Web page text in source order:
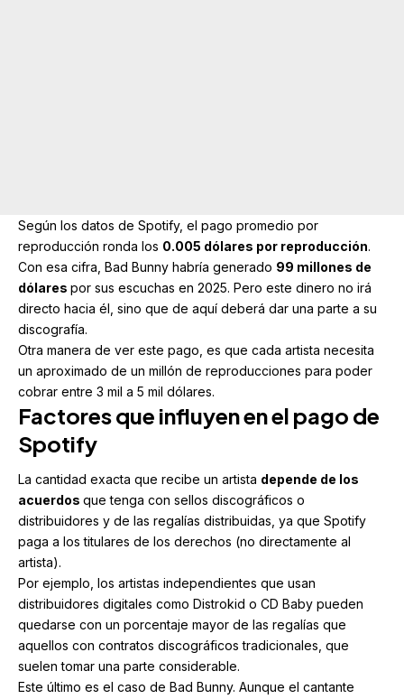
Según los datos de Spotify, el pago promedio por
reproducción ronda los 0.005 dólares por reproducción.
Con esa cifra, Bad Bunny habría generado 99 millones de
dólares por sus escuchas en 2025. Pero este dinero no irá
directo hacia él, sino que de aquí deberá dar una parte a su
discografía.
Otra manera de ver este pago, es que cada artista necesita
un aproximado de un millón de reproducciones para poder
cobrar entre 3 mil a 5 mil dólares.
Factores que influyen en el pago de
Spotify
La cantidad exacta que recibe un artista depende de los
acuerdos que tenga con sellos discográficos o
distribuidores y de las regalías distribuidas, ya que Spotify
paga a los titulares de los derechos (no directamente al
artista).
Por ejemplo, los artistas independientes que usan
distribuidores digitales como Distrokid o CD Baby pueden
quedarse con un porcentaje mayor de las regalías que
aquellos con contratos discográficos tradicionales, que
suelen tomar una parte considerable.
Este último es el caso de Bad Bunny. Aunque el cantante